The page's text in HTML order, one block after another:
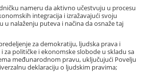
nameru da aktivno učestvuju u procesu
integracija i izražavajući svoju
u nalaženju puteva i načina da osnaže taj
za demokratiju, ljudska prava i
za političke i ekonomske slobode u skladu sa
međunarodnom pravu, uključujući Povelju
deklaraciju o ljudskim pravima;